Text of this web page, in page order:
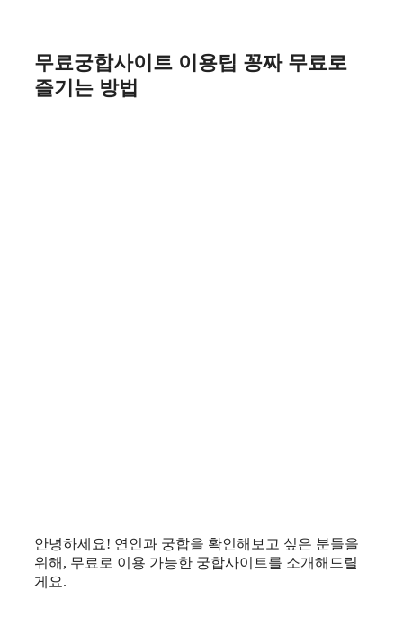
무료궁합사이트 이용팁 꽁짜 무료로
즐기는 방법
안녕하세요! 연인과 궁합을 확인해보고 싶은 분들을
위해, 무료로 이용 가능한 궁합사이트를 소개해드릴
게요.